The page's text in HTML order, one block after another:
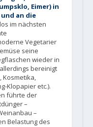
Eimer) in
an die
im nächsten
Vegetarier
seine
wieder in
bereinigt
Kosmetika,
Klopapier etc.).
führte der
–
–
Belastung des